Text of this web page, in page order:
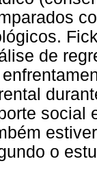
de
social
o